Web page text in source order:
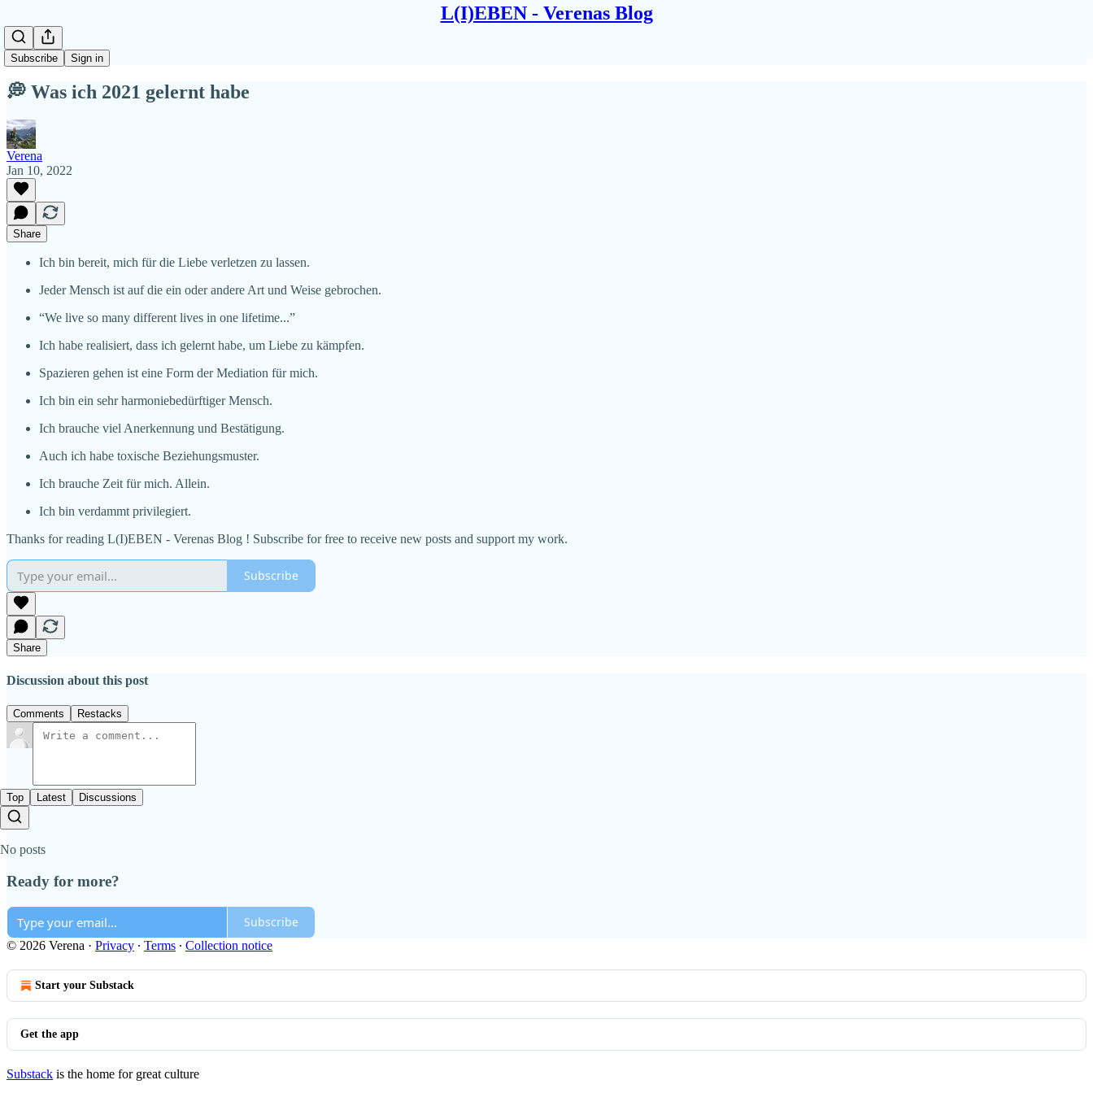
L(I)EBEN - Verenas Blog
Subscribe Sign in
💭 Was ich 2021 gelernt habe
Verena
Jan 10, 2022
Share
Ich bin bereit, mich für die Liebe verletzen zu lassen.
Jeder Mensch ist auf die ein oder andere Art und Weise gebrochen.
“We live so many different lives in one lifetime...”
Ich habe realisiert, dass ich gelernt habe, um Liebe zu kämpfen.
Spazieren gehen ist eine Form der Mediation für mich.
Ich bin ein sehr harmoniebedürftiger Mensch.
Ich brauche viel Anerkennung und Bestätigung.
Auch ich habe toxische Beziehungsmuster.
Ich brauche Zeit für mich. Allein.
Ich bin verdammt privilegiert.
Thanks for reading L(I)EBEN - Verenas Blog ! Subscribe for free to receive new posts and support my work.
Subscribe
Share
Discussion about this post
Comments Restacks
Top Latest Discussions
No posts
Ready for more?
Subscribe
© 2026 Verena · Privacy ∙ Terms ∙ Collection notice
Start your Substack
Get the app
Substack is the home for great culture